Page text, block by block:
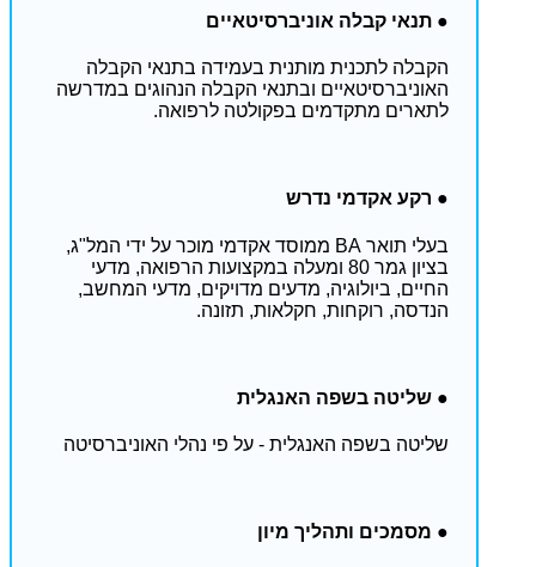
● תנאי קבלה אוניברסיטאיים
הקבלה לתכנית מותנית בעמידה בתנאי הקבלה
האוניברסיטאיים ובתנאי הקבלה הנהוגים במדרשה
לתארים מתקדמים בפקולטה לרפואה. ​
● רקע אקדמי נדרש
בעלי תואר BA ממוסד אקדמי מוכר על ידי המל"ג,
בציון גמר 80 ומעלה במקצועות הרפואה, מדעי
החיים, ביולוגיה, מדעים מדויקים, מדעי המחשב,
הנדסה, רוקחות, חקלאות, תזונה.​
● שליטה בשפה האנגלית
שליטה בשפה האנגלית - על פי נהלי האוניברסיטה​
● מסמכים ותהליך מיון